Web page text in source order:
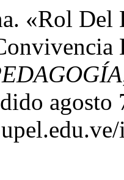
«Rol Del
agosto